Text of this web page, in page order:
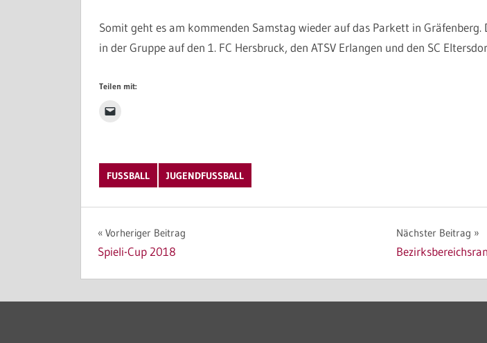
Somit geht es am kommenden Samstag wieder auf das Parkett in
in der Gruppe auf den 1. FC Hersbruck, den ATSV Erlangen und den SC
Teilen mit:
FUSSBALL JUGENDFUSSBALL
Beitragsnavigation
Vorheriger Beitrag
Spieli-Cup 2018
Nächster Beitrag